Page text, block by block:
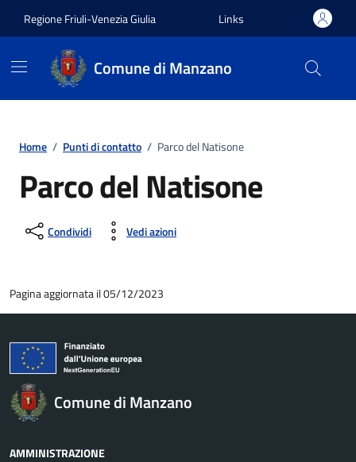
Regione Friuli-Venezia Giulia Links
Comune di Manzano
Home / Punti di contatto / Parco del Natisone
Parco del Natisone
Condividi Vedi azioni
Pagina aggiornata il 05/12/2023
Comune di Manzano
AMMINISTRAZIONE